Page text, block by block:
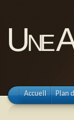
Une
Accueil Plan